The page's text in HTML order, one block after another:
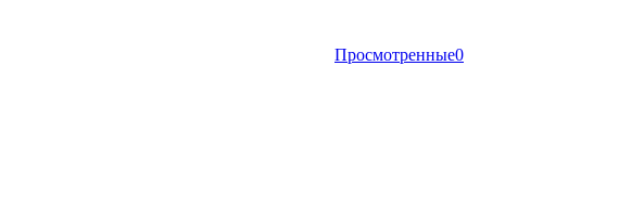
Просмотренные0